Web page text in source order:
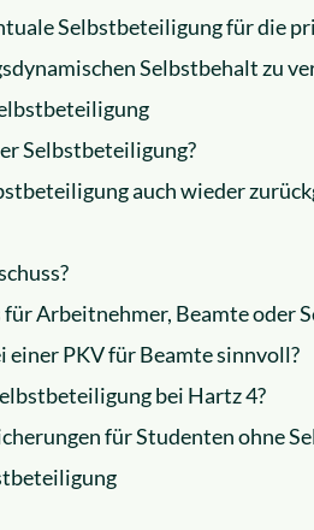
Selbstbeteiligung für die
Selbstbehalt zu
Selbstbeteiligung?
auch wieder
Arbeitnehmer, Beamte oder
PKV für Beamte sinnvoll?
bei Hartz 4?
für Studenten ohne